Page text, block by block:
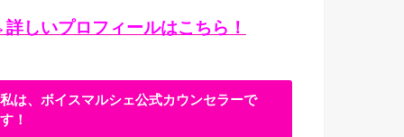
しいプロフィールはこちら！
私は、ボイスマルシェ公式カウンセラーで
す！